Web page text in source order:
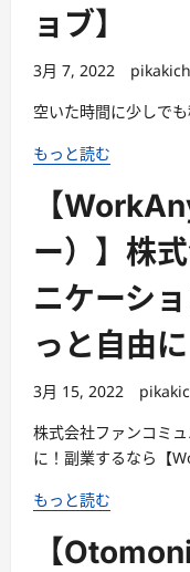
ョブ】
3月 7, 2022
空いた時間に少しで
もっと読む
【
ー）】株
ニケーシ
っと自由
3月 15, 2022
株式会社ファンコミ
に！副業するなら【
もっと読む
【